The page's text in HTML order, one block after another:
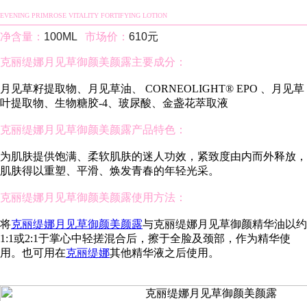
EVENING PRIMROSE VITALITY FORTIFYING LOTION
净含量： 100ML 市场价： 610元
克丽缇娜月见草御颜美颜露主要成分：
月见草籽提取物、月见草油、 CORNEOLIGHT® EPO 、月见草
叶提取物、生物糖胶-4、玻尿酸、金盏花萃取液
克丽缇娜月见草御颜美颜露产品特色：
为肌肤提供饱满、柔软肌肤的迷人功效，紧致度由内而外释放，
肌肤得以重塑、平滑、焕发青春的年轻光采。
克丽缇娜月见草御颜美颜露使用方法：
将克丽缇娜月见草御颜美颜露与克丽缇娜月见草御颜精华油以约
1:1或2:1于掌心中轻搓混合后，擦于全脸及颈部，作为精华使
用。也可用在克丽缇娜其他精华液之后使用。